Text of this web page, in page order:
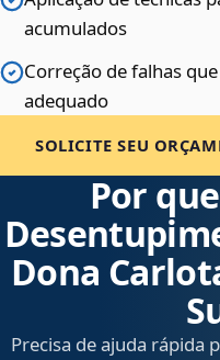
acumulados
Correção de falhas
adequado
SOLICITE SEU
Por
Dona
Precisa de ajuda rápida